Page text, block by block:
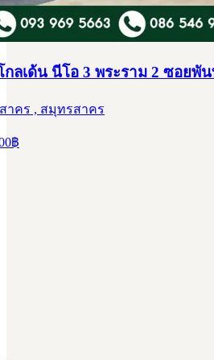
กลเด้น นีโอ 3 พระราม 2 ซอยพั
าคร , สมุทรสาคร
฿